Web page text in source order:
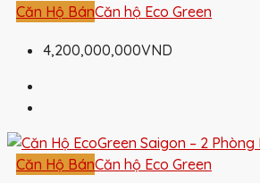
Căn Hộ BánCăn hộ Eco Green
4,200,000,000VND
Căn Hộ BánCăn hộ Eco Green